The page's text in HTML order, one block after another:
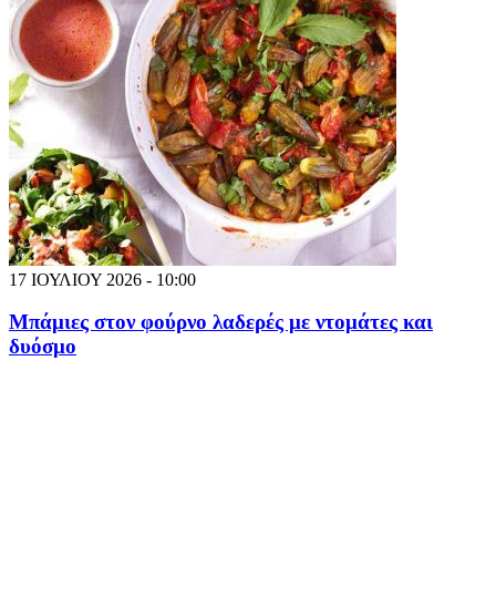
17 ΙΟΥΛΙΟΥ 2026 - 10:00
Μπάμιες στον φούρνο λαδερές με ντομάτες και
δυόσμο